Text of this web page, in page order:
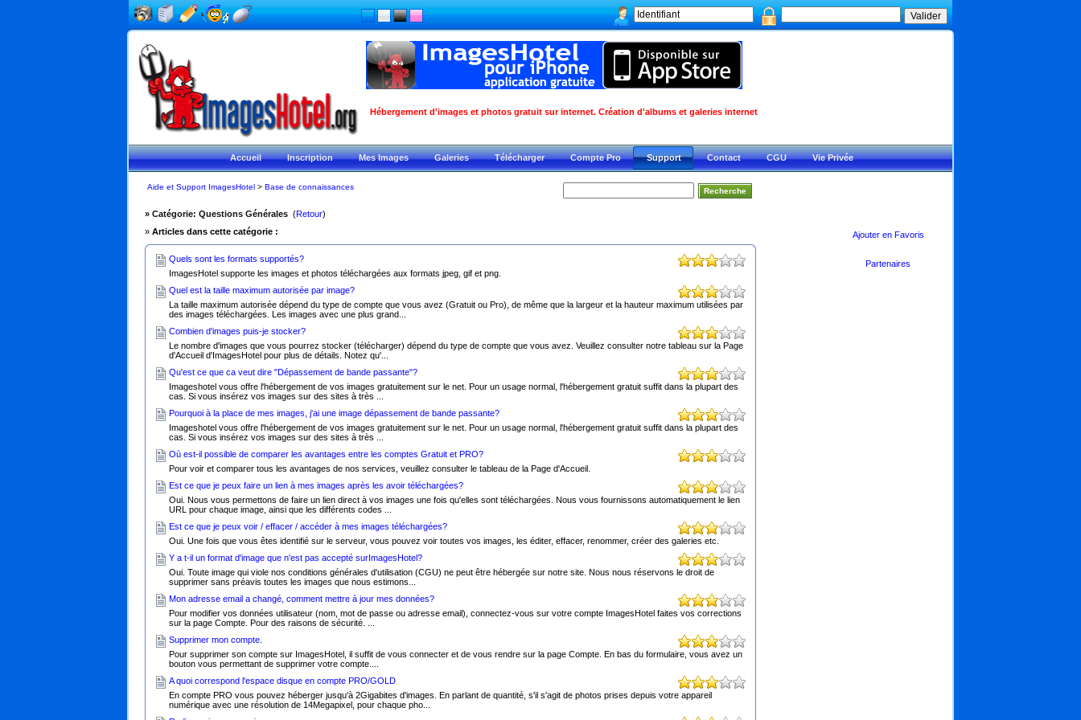
Hébergement d'images et photos gratuit sur internet. Création d'albums et galeries internet
Accueil Inscription Mes Images Galeries Télécharger Compte Pro Support Contact CGU Vie Privée
Aide et Support ImagesHotel > Base de connaissances
» Catégorie: Questions Générales (Retour)
» Articles dans cette catégorie :
Quels sont les formats supportés?
ImagesHotel supporte les images et photos téléchargées aux formats jpeg, gif et png.
Quel est la taille maximum autorisée par image?
La taille maximum autorisée dépend du type de compte que vous avez (Gratuit ou Pro), de même que la largeur et la hauteur maximum utilisées par
des images téléchargées. Les images avec une plus grand...
Combien d'images puis-je stocker?
Le nombre d'images que vous pourrez stocker (télécharger) dépend du type de compte que vous avez. Veuillez consulter notre tableau sur la Page
d'Accueil d'ImagesHotel pour plus de détails. Notez qu'...
Qu'est ce que ca veut dire "Dépassement de bande passante"?
Imageshotel vous offre l'hébergement de vos images gratuitement sur le net. Pour un usage normal, l'hébergement gratuit suffit dans la plupart des
cas. Si vous insérez vos images sur des sites à très ...
Pourquoi à la place de mes images, j'ai une image dépassement de bande passante?
Imageshotel vous offre l'hébergement de vos images gratuitement sur le net. Pour un usage normal, l'hébergement gratuit suffit dans la plupart des
cas. Si vous insérez vos images sur des sites à très ...
Où est-il possible de comparer les avantages entre les comptes Gratuit et PRO?
Pour voir et comparer tous les avantages de nos services, veuillez consulter le tableau de la Page d'Accueil.
Est ce que je peux faire un lien à mes images après les avoir téléchargées?
Oui. Nous vous permettons de faire un lien direct à vos images une fois qu'elles sont téléchargées. Nous vous fournissons automatiquement le lien
URL pour chaque image, ainsi que les différents codes ...
Est ce que je peux voir / effacer / accéder à mes images téléchargées?
Oui. Une fois que vous êtes identifié sur le serveur, vous pouvez voir toutes vos images, les éditer, effacer, renommer, créer des galeries etc.
Y a t-il un format d'image que n'est pas accepté surImagesHotel?
Oui. Toute image qui viole nos conditions générales d'utilisation (CGU) ne peut être hébergée sur notre site. Nous nous réservons le droit de
supprimer sans préavis toutes les images que nous estimons...
Mon adresse email a changé, comment mettre à jour mes données?
Pour modifier vos données utilisateur (nom, mot de passe ou adresse email), connectez-vous sur votre compte ImagesHotel faites vos corrections
sur la page Compte. Pour des raisons de sécurité. ...
Supprimer mon compte.
Pour supprimer son compte sur ImagesHotel, il suffit de vous connecter et de vous rendre sur la page Compte. En bas du formulaire, vous avez un
bouton vous permettant de supprimer votre compte....
A quoi correspond l'espace disque en compte PRO/GOLD
En compte PRO vous pouvez héberger jusqu'à 2Gigabites d'images. En parlant de quantité, s'il s'agit de photos prises depuis votre appareil
numérique avec une résolution de 14Megapixel, pour chaque pho...
Ajouter en Favoris
Partenaires